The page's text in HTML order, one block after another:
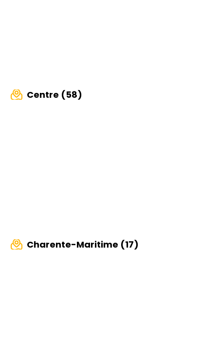
Centre (58)
Charente-Maritime (17)